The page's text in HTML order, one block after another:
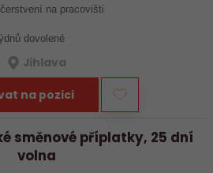
na pracovišti
dovolené
Jihlava
na pozici
směnové příplatky, 25 dní
volna